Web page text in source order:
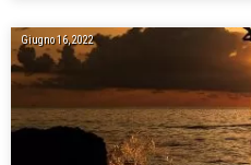
Giugno 16, 2022